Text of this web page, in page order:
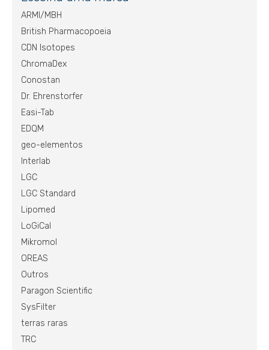
ARMI/MBH
British Pharmacopoeia
CDN Isotopes
ChromaDex
Conostan
Dr. Ehrenstorfer
Easi-Tab
EDQM
geo-elementos
Interlab
LGC
LGC Standard
Lipomed
LoGiCal
Mikromol
OREAS
Outros
Paragon Scientific
SysFilter
terras raras
TRC